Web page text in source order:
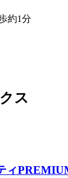
約1分
ス
ィ